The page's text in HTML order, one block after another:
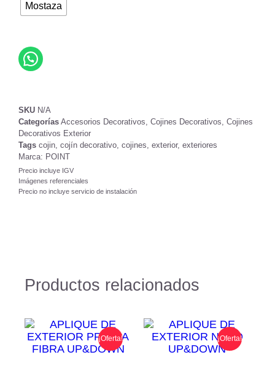
Mostaza
SKU N/A
Categorías Accesorios Decorativos, Cojines Decorativos, Cojines
Decorativos Exterior
Tags cojin, cojín decorativo, cojines, exterior, exteriores
Marca: POINT
Precio incluye IGV
Imágenes referenciales
Precio no incluye servicio de instalación
Productos relacionados
¡Oferta! ¡Oferta!